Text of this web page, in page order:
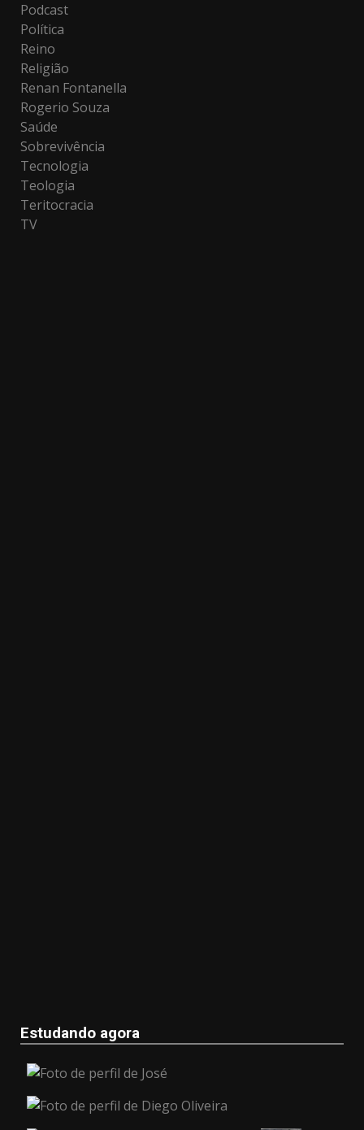
Podcast
Política
Reino
Religião
Renan Fontanella
Rogerio Souza
Saúde
Sobrevivência
Tecnologia
Teologia
Teritocracia
TV
Estudando agora